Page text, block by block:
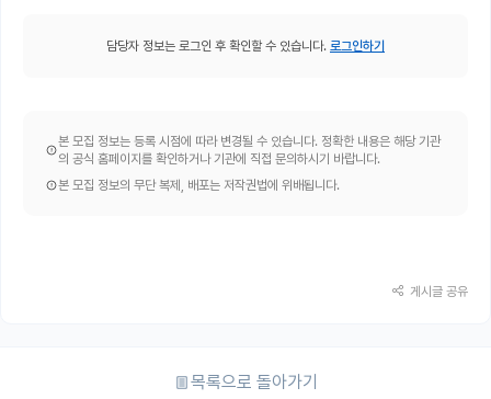
담당자 정보는 로그인 후 확인할 수 있습니다. 로그인하기
본 모집 정보는 등록 시점에 따라 변경될 수 있습니다. 정확한 내용은 해당 기관
의 공식 홈페이지를 확인하거나 기관에 직접 문의하시기 바랍니다.
본 모집 정보의 무단 복제, 배포는 저작권법에 위배됩니다.
게시글 공유
목록으로 돌아가기